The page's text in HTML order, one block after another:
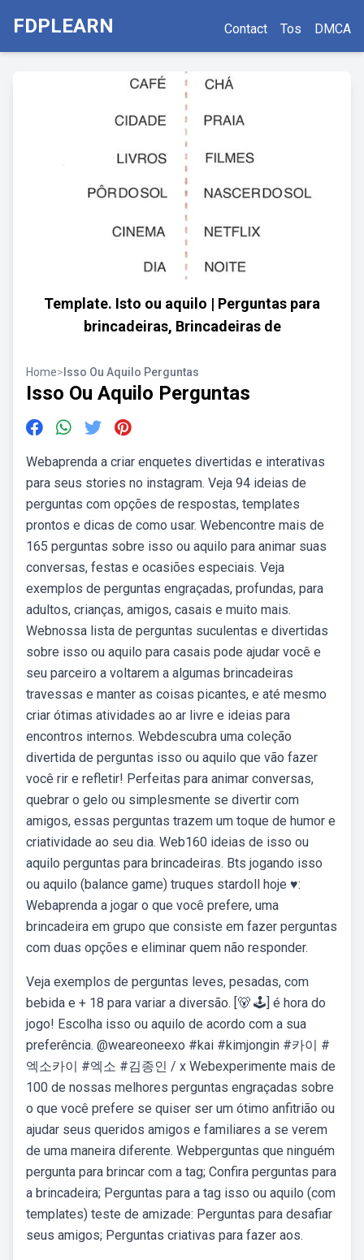
FDPLEARN Contact Tos DMCA
Template. Isto ou aquilo | Perguntas para
brincadeiras, Brincadeiras de
Home> Isso Ou Aquilo Perguntas
Isso Ou Aquilo Perguntas
Webaprenda a criar enquetes divertidas e interativas
para seus stories no instagram. Veja 94 ideias de
perguntas com opções de respostas, templates
prontos e dicas de como usar. Webencontre mais de
165 perguntas sobre isso ou aquilo para animar suas
conversas, festas e ocasiões especiais. Veja
exemplos de perguntas engraçadas, profundas, para
adultos, crianças, amigos, casais e muito mais.
Webnossa lista de perguntas suculentas e divertidas
sobre isso ou aquilo para casais pode ajudar você e
seu parceiro a voltarem a algumas brincadeiras
travessas e manter as coisas picantes, e até mesmo
criar ótimas atividades ao ar livre e ideias para
encontros internos. Webdescubra uma coleção
divertida de perguntas isso ou aquilo que vão fazer
você rir e refletir! Perfeitas para animar conversas,
quebrar o gelo ou simplesmente se divertir com
amigos, essas perguntas trazem um toque de humor e
criatividade ao seu dia. Web160 ideias de isso ou
aquilo perguntas para brincadeiras. Bts jogando isso
ou aquilo (balance game) truques stardoll hoje ♥:
Webaprenda a jogar o que você prefere, uma
brincadeira em grupo que consiste em fazer perguntas
com duas opções e eliminar quem não responder.
Veja exemplos de perguntas leves, pesadas, com
bebida e + 18 para variar a diversão. [🐻 🕹] é hora do
jogo! Escolha isso ou aquilo de acordo com a sua
preferência. @weareoneexo #kai #kimjongin #카이 #
엑소카이 #엑소 #김종인 / x Webexperimente mais de
100 de nossas melhores perguntas engraçadas sobre
o que você prefere se quiser ser um ótimo anfitrião ou
ajudar seus queridos amigos e familiares a se verem
de uma maneira diferente. Webperguntas que ninguém
pergunta para brincar com a tag; Confira perguntas para
a brincadeira; Perguntas para a tag isso ou aquilo (com
templates) teste de amizade: Perguntas para desafiar
seus amigos; Perguntas criativas para fazer aos.